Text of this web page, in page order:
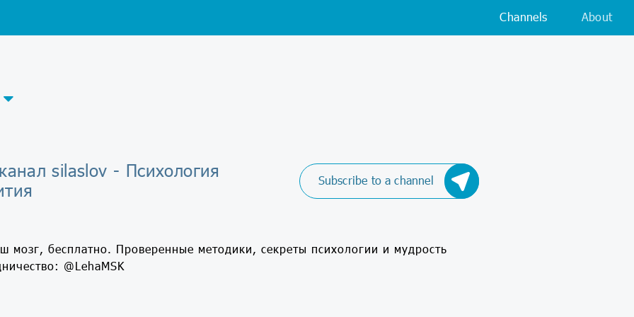
Channels About
Subscribe to a channel
silaslov - Психология
мозг, бесплатно. Проверенные методики, секреты психологии и мудрость
@LehaMSK